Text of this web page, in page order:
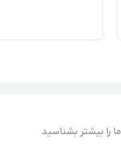
ما را بیشتر بشناسید